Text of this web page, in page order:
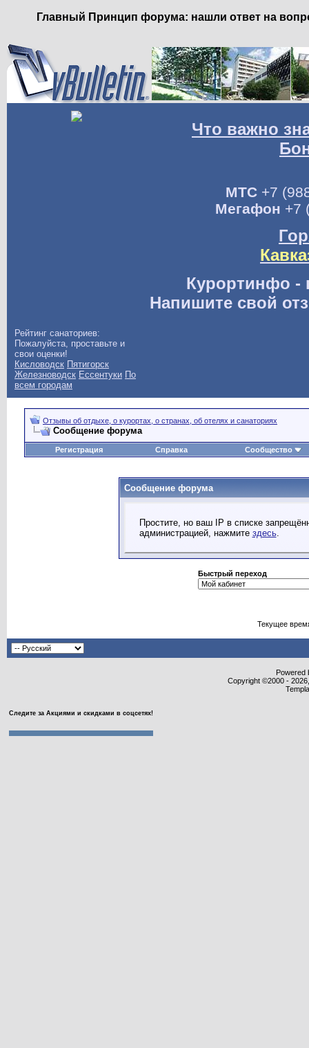
Главный Принцип форума: нашли ответ на
Что важно
МТС+7
Мегафон +7
Курортинфо -
Напишите свой
Рейтинг санаториев:
Пожалуйста, проставьте и
свои оценки!
Кисловодск Пятигорск
Железноводск Ессентуки По
всем городам
Отзывы об отдыхе, о курортах, о странах, об отелях и санаториях
Сообщение форума
Регистрация Справка Сообщество
Сообщение форума
Простите, но ваш IP в списке
администрацией, нажмите здесь.
Быстрый переход
Текущее
Powered
Copyright ©2000 -
Следите за Акциями и скидками в соцсетях!